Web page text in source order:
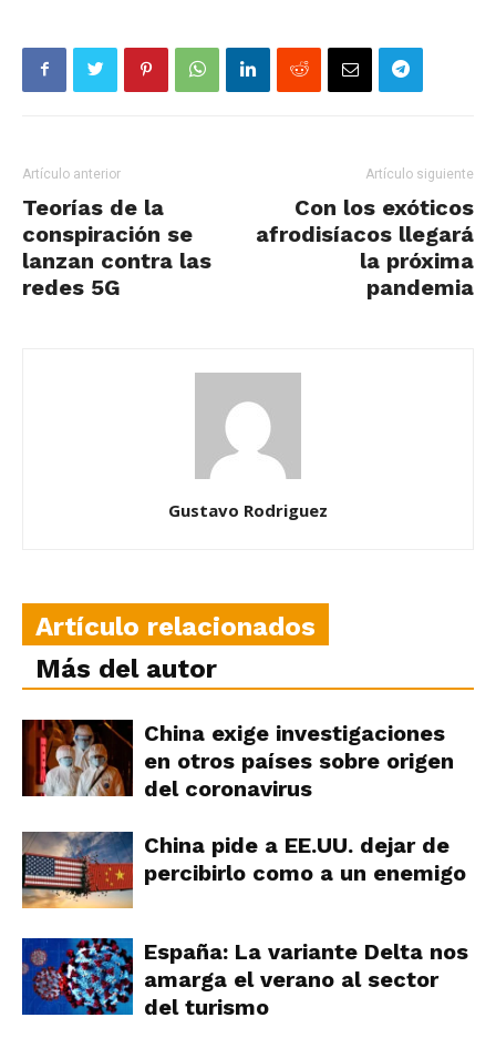
Artículo anterior
Teorías de la
conspiración se
lanzan contra las
redes 5G
Artículo siguiente
Con los exóticos
afrodisíacos llegará
la próxima
pandemia
Gustavo Rodriguez
Artículo relacionados
Más del autor
China exige investigaciones
en otros países sobre origen
del coronavirus
China pide a EE.UU. dejar de
percibirlo como a un enemigo
España: La variante Delta nos
amarga el verano al sector
del turismo